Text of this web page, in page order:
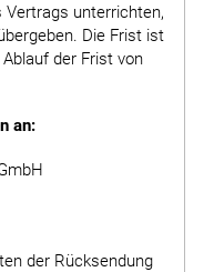
Vertrags unterrichten,
Die Frist ist
der Frist von
an:
der Rücksendung